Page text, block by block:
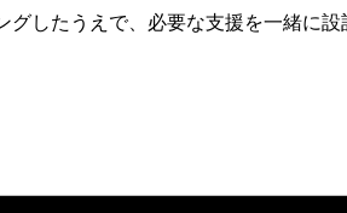
したうえで、必要な支援を一緒に設